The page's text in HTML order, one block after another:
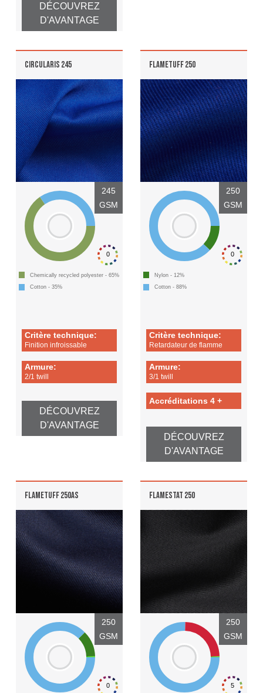
DÉCOUVREZ
D'AVANTAGE
CIRCULARIS 245
0
245
GSM
Chemically recycled polyester - 65%
Cotton - 35%
Critère technique:
Finition infroissable
Armure:
2/1 twill
DÉCOUVREZ
D'AVANTAGE
FLAMETUFF 250
0
250
GSM
Nylon - 12%
Cotton - 88%
Critère technique:
Retardateur de flamme
Armure:
3/1 twill
Accréditations 4 +
DÉCOUVREZ
D'AVANTAGE
FLAMETUFF 250AS
0
250
GSM
FLAMESTAT 250
5
250
GSM